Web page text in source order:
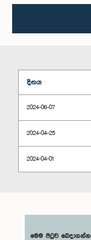
දිනය
2024-06-07
2024-04-25
2024-04-01
මෙම පිටුව බෙදාගන්න